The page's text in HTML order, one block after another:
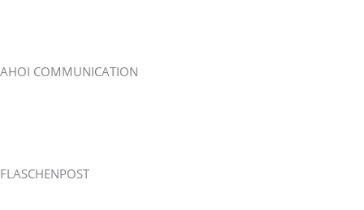
AHOI COMMUNICATION
FLASCHENPOST